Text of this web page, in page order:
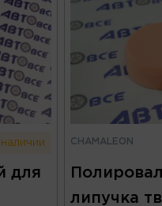
для
CHAMALEON
липучка